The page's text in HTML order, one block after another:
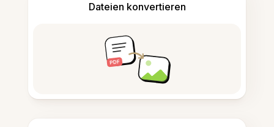
Dateien konvertieren